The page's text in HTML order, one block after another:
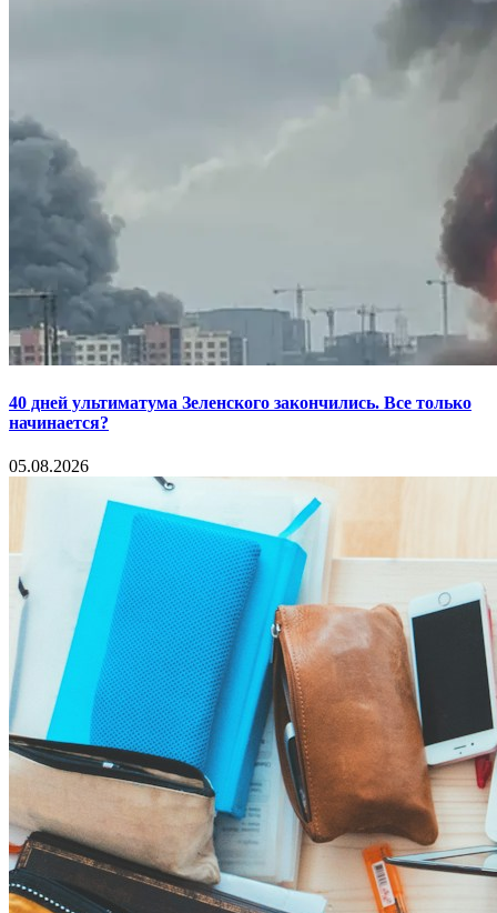
40 дней ультиматума Зеленского закончились. Все только
начинается?
05.08.2026